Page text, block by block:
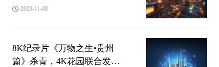
2023-11-08
8K纪录片《万物之生•贵州
篇》杀青，4K花园联合发